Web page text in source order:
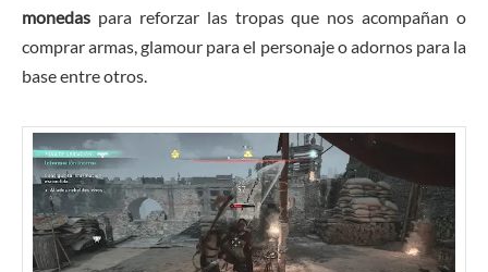
monedas para reforzar las tropas que nos acompañan o
comprar armas, glamour para el personaje o adornos para la
base entre otros.